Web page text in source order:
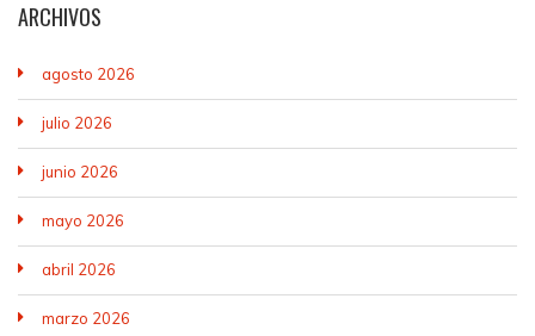
ARCHIVOS
agosto 2026
julio 2026
junio 2026
mayo 2026
abril 2026
marzo 2026